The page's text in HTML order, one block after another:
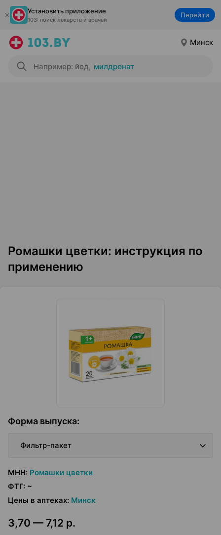
Установить приложение
103: поиск лекарств и врачей
Перейти
Минск
Например: йод, милдронат
Ромашки цветки: инструкция по
применению
Форма выпуска:
Фильтр-пакет
МНН: Ромашки цветки
ФТГ: ~
Цены в аптеках: Минск
3,70 — 7,12 р.